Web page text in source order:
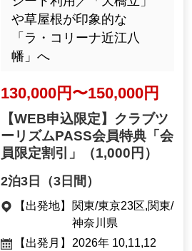
や草屋根が印象的な
「ラ・コリーナ近江八
幡」へ
130,000円〜150,000円
【WEB申込限定】クラブツ
ーリズムPASS会員特典「会
員限定割引」
（1,000円）
2泊3日（3日間）
【出発地】 関東/東京23区,関東/
神奈川県
【出発月】 2026年 10,11,12